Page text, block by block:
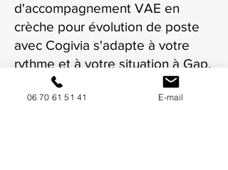
d'accompagnement VAE en
crèche pour évolution de poste
avec Cogivia s'adapte à votre
rythme et à votre situation à Gap.
06 70 61 51 41 E-mail